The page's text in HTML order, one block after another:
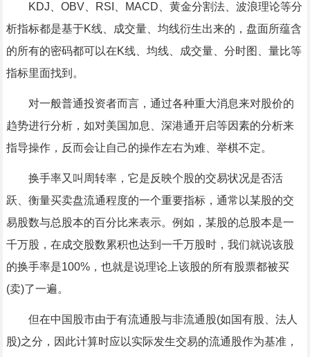
KDJ、OBV、RSI、MACD、黄金分割法、波浪理论等分
析指标都是基于K线、成交量、均线衍生出来的，盘面所蕴含
的所有的密码都可以在K线、均线、成交量、分时图、量比等
指标里面找到。
对一般普通投资者而言，通过各种重大消息来对股价的
趋势进行分析，如对美国加息、深港通开启等因素的分析来
指导操作，反而会让自己的操作左右为难、举棋不定。
换手率又叫周转率，它是反映个股的交易状况是否活
跃、衡量买卖盘流通程度的一个重要指标，通常以某股的交
易股数与总股本的百分比来表示。例如，某股的总股本是一
千万股，在成交股数累积也达到一千万股时，我们就说该股
的换手率是100%，也就是说理论上该股的所有股票都被买
(卖)了一遍。
但在中国股市由于有流通股与非流通股(如国有股、法人
股)之分，因此计算时应以实际发生交易的流通股作为基准，